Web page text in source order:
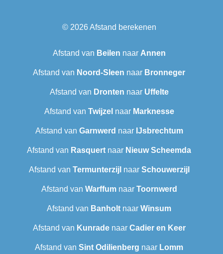
© 2026Afstand berekenen
Afstand van Beilen naar Annen
Afstand van Noord-Sleen naar Bronneger
Afstand van Dronten naar Uffelte
Afstand van Twijzel naar Marknesse
Afstand van Garnwerd naar IJsbrechtum
Afstand van Rasquert naar Nieuw Scheemda
Afstand van Termunterzijl naar Schouwerzijl
Afstand van Warffumnaar Toornwerd
Afstand van Banholt naar Winsum
Afstand van Kunradenaar Cadier en Keer
Afstand van Sint Odilienberg naar Lomm